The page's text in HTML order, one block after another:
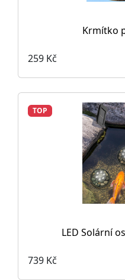
Krmítko
259 Kč
TOP
LED Solární
739 Kč